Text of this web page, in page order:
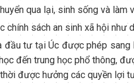
qua lại, sinh sống và làm
chính sách an sinh xã hội như
đầu tư tại Úc được phép
đến trung học phổ thông,
được hưởng các quyền lợi